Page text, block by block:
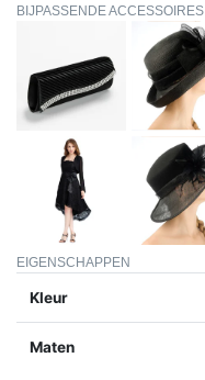
BIJPASSENDE ACCESSOIRES
EIGENSCHAPPEN
Kleur
Maten